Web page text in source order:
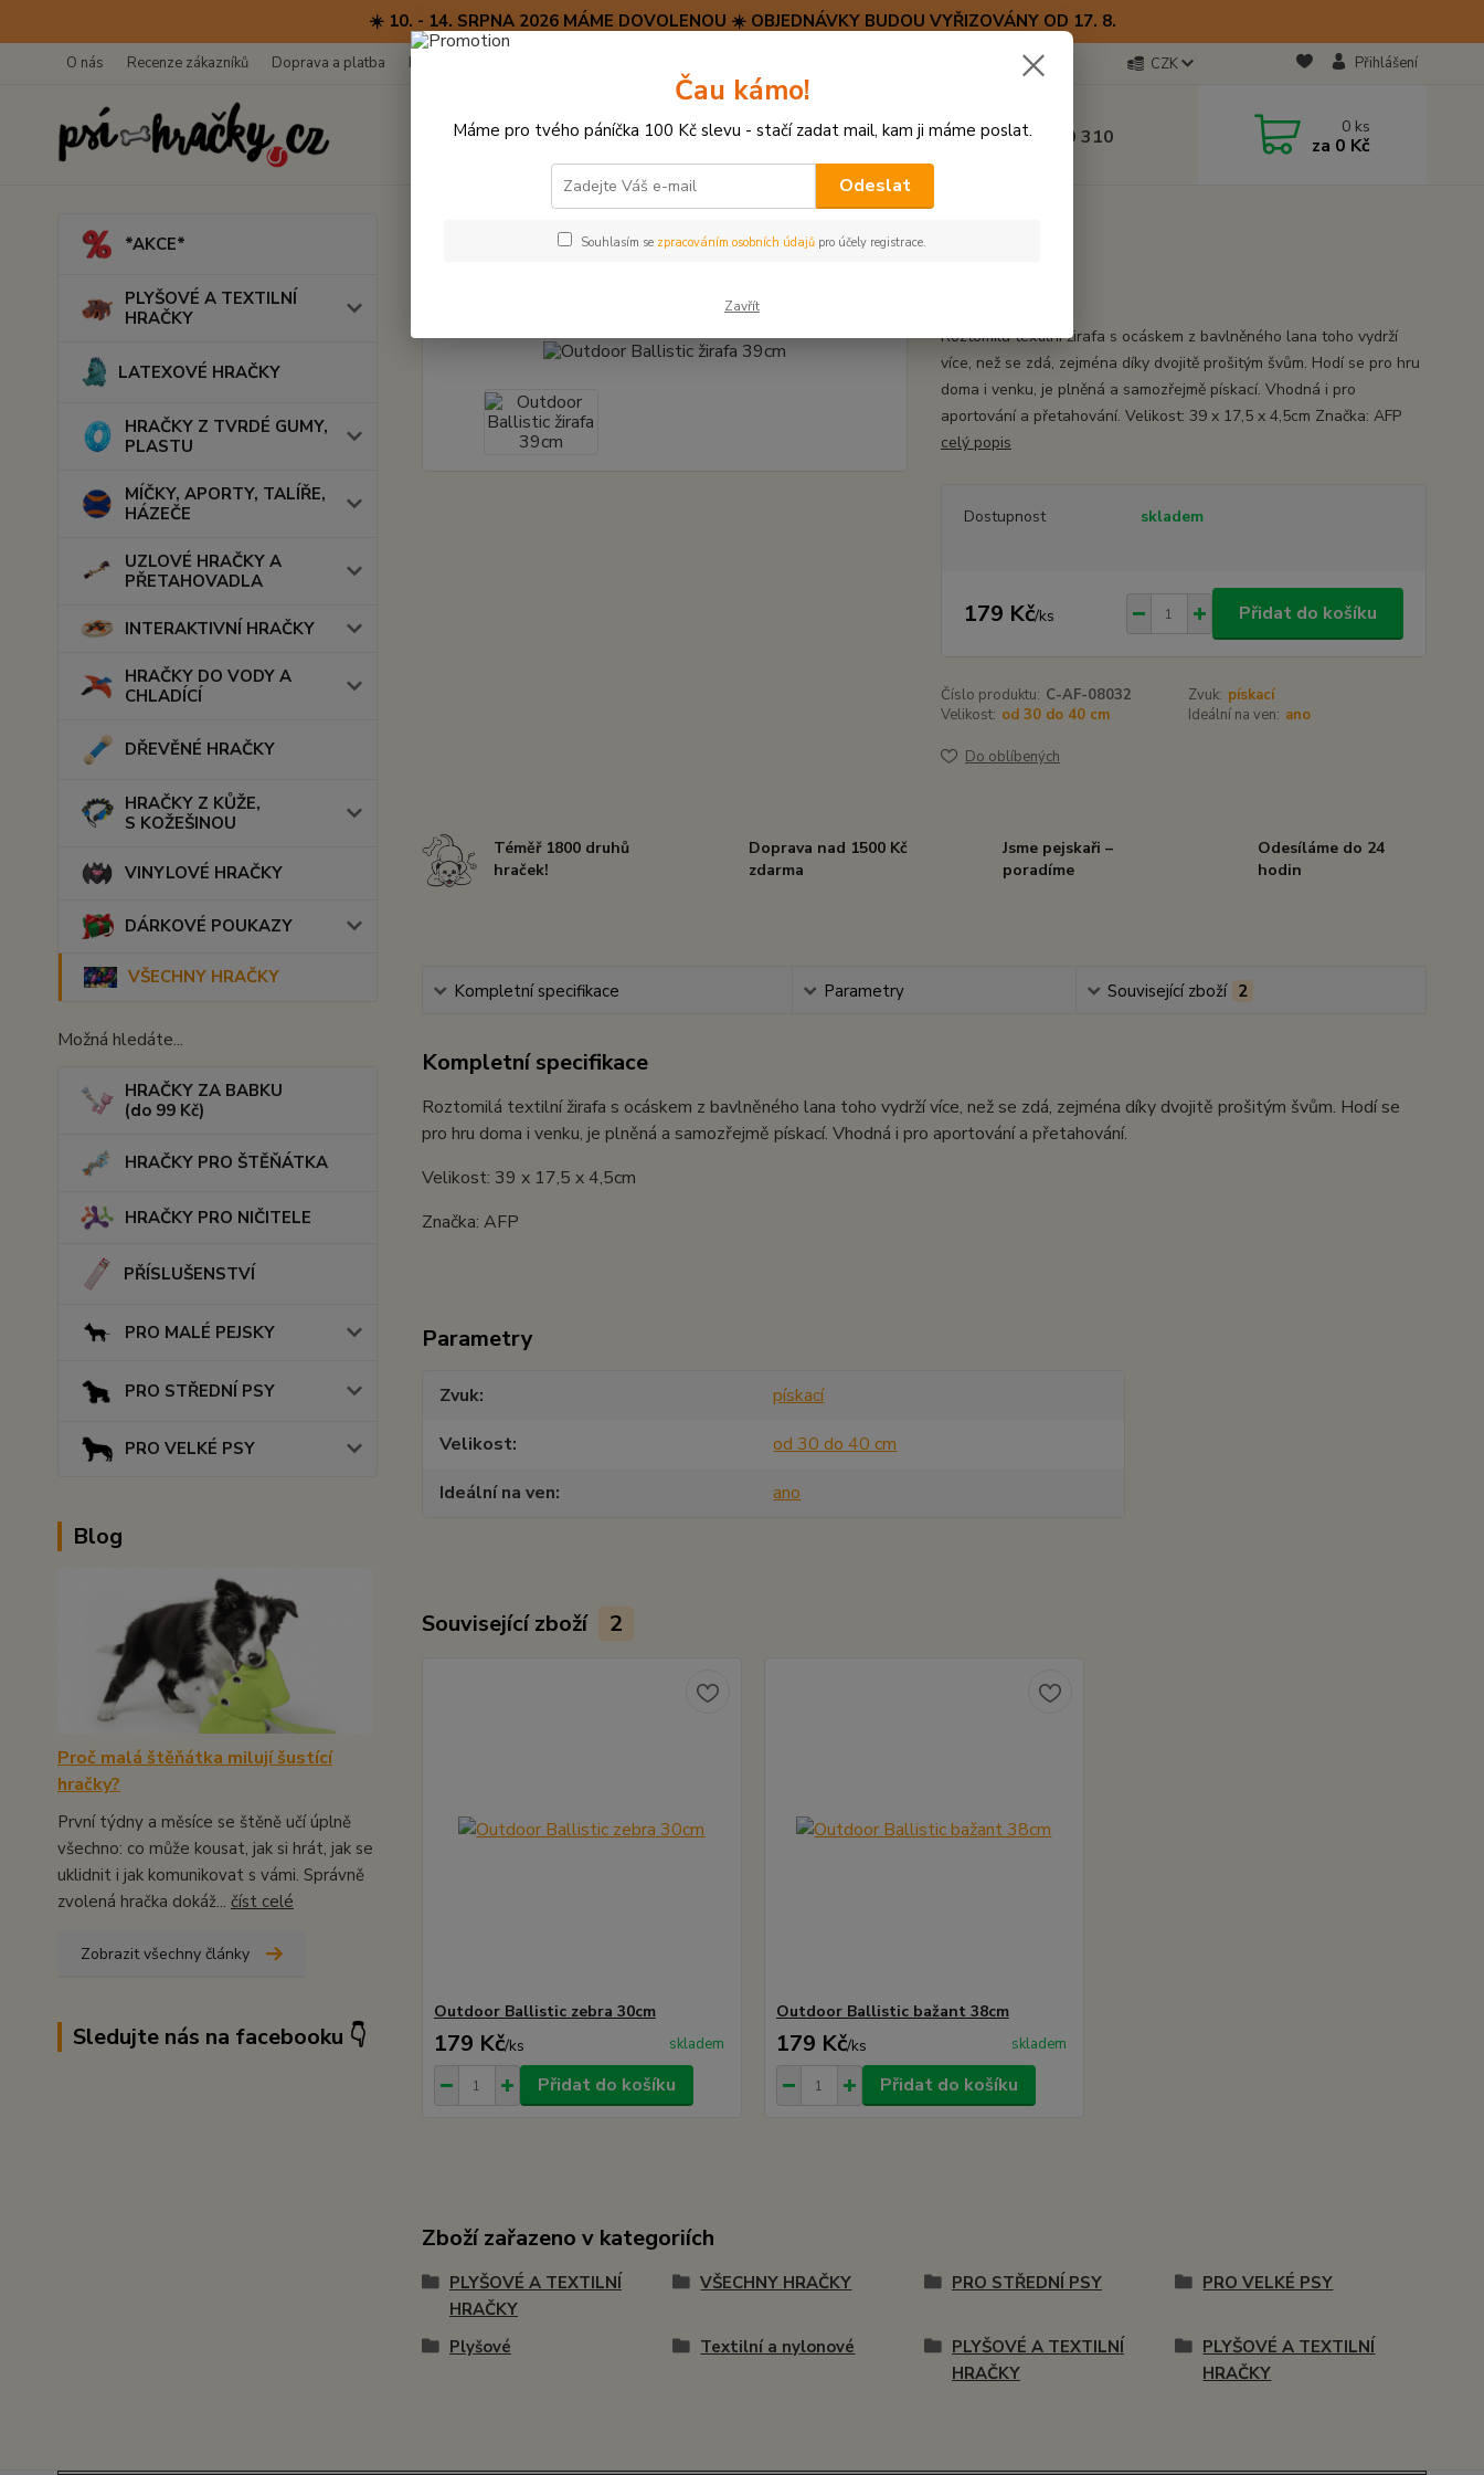
☀️ 10. - 14. SRPNA 2026 MÁME DOVOLENOU ☀️ OBJEDNÁVKY BUDOU VYŘIZOVÁNY OD 17. 8.
O nás Recenze zákazníků Doprava a platba Kontakty CZK Přihlášení
Hledat (+420) 723 770 310 0 ks
za 0 Kč
*AKCE*
PLYŠOVÉ A TEXTILNÍ
HRAČKY
LATEXOVÉ HRAČKY
HRAČKY Z TVRDÉ GUMY,
PLASTU
MÍČKY, APORTY, TALÍŘE,
HÁZEČE
UZLOVÉ HRAČKY A
PŘETAHOVADLA
INTERAKTIVNÍ HRAČKY
HRAČKY DO VODY A
CHLADÍCÍ
DŘEVĚNÉ HRAČKY
HRAČKY Z KŮŽE,
S KOŽEŠINOU
VINYLOVÉ HRAČKY
DÁRKOVÉ POUKAZY
VŠECHNY HRAČKY
Možná hledáte...
HRAČKY ZA BABKU
(do 99 Kč)
HRAČKY PRO ŠTĚŇÁTKA
HRAČKY PRO NIČITELE
PŘÍSLUŠENSTVÍ
PRO MALÉ PEJSKY
PRO STŘEDNÍ PSY
PRO VELKÉ PSY
Blog
Proč malá štěňátka milují šustící
hračky?
První týdny a měsíce se štěně učí úplně
všechno: co může kousat, jak si hrát, jak se
uklidnit i jak komunikovat s vámi. Správně
zvolená hračka dokáž... číst celé
Zobrazit všechny články
Sledujte nás na facebooku 👇
Roztomilá textilní žirafa s ocáskem z bavlněného lana toho vydrží
více, než se zdá, zejména díky dvojitě prošitým švům. Hodí se pro hru
doma i venku, je plněná a samozřejmě pískací. Vhodná i pro
aportování a přetahování. Velikost: 39 x 17,5 x 4,5cm Značka: AFP
celý popis
Dostupnost skladem
179 Kč/ks Přidat do košíku
Číslo produktu: C-AF-08032 Zvuk: pískací
Velikost: od 30 do 40 cm Ideální na ven: ano
Do oblíbených
Téměř 1800 druhů
hraček!
Doprava nad 1500 Kč
zdarma
Jsme pejskaři –
poradíme
Odesíláme do 24
hodin
Kompletní specifikace Parametry Související zboží 2
Kompletní specifikace
Roztomilá textilní žirafa s ocáskem z bavlněného lana toho vydrží více, než se zdá, zejména díky dvojitě prošitým švům. Hodí se
pro hru doma i venku, je plněná a samozřejmě pískací. Vhodná i pro aportování a přetahování.
Velikost: 39 x 17,5 x 4,5cm
Značka: AFP
Parametry
Zvuk
pískací
Velikost
od 30 do 40 cm
Ideální na ven
ano
Související zboží 2
Outdoor Ballistic zebra 30cm
179 Kč/ks skladem
Přidat do košíku
Outdoor Ballistic bažant 38cm
179 Kč/ks skladem
Přidat do košíku
Zboží zařazeno v kategoriích
PLYŠOVÉ A TEXTILNÍ
HRAČKY
VŠECHNY HRAČKY PRO STŘEDNÍ PSY PRO VELKÉ PSY
Plyšové Textilní a nylonové
PLYŠOVÉ A TEXTILNÍ
HRAČKY
PLYŠOVÉ A TEXTILNÍ
HRAČKY
Čau kámo!
Máme pro tvého páníčka 100 Kč slevu - stačí zadat mail, kam ji máme poslat.
Odeslat
Souhlasím se zpracováním osobních údajů pro účely registrace.
Zavřít